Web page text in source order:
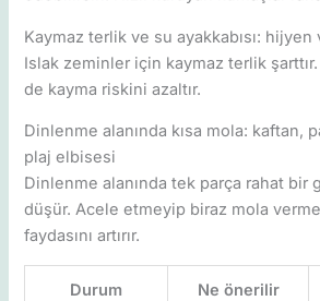
Kaymaz terlik ve su ayakkabısı:
Islak zeminler için kaymaz terlik
de kayma riskini azaltır.
Dinlenme alanında kısa mola: kaftan,
plaj elbisesi
Dinlenme alanında tek parça rahat bir
düşür. Acele etmeyip biraz mola
faydasını artırır.
Durum Ne önerilir